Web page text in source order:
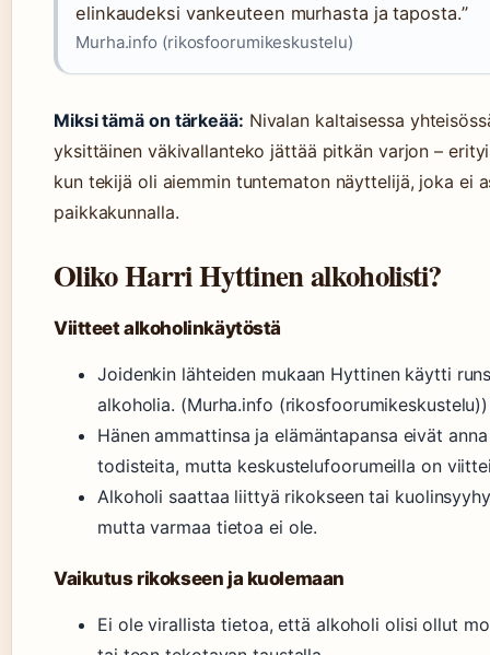
elinkaudeksi vankeuteen murhasta ja taposta.”
Murha.info (rikosfoorumikeskustelu)
Miksi tämä on tärkeää: Nivalan kaltaisessa
yksittäinen väkivallanteko jättää pitkän varjon –
kun tekijä oli aiemmin tuntematon näyttelijä, joka ei
paikkakunnalla.
Oliko Harri Hyttinen alkoholisti?
Viitteet alkoholinkäytöstä
Joidenkin lähteiden mukaan Hyttinen käytti
alkoholia. (Murha.info (rikosfoorumikeskustelu))
Hänen ammattinsa ja elämäntapansa eivät
todisteita, mutta keskustelufoorumeilla on
Alkoholi saattaa liittyä rikokseen tai
mutta varmaa tietoa ei ole.
Vaikutus rikokseen ja kuolemaan
Ei ole virallista tietoa, että alkoholi olisi ollut